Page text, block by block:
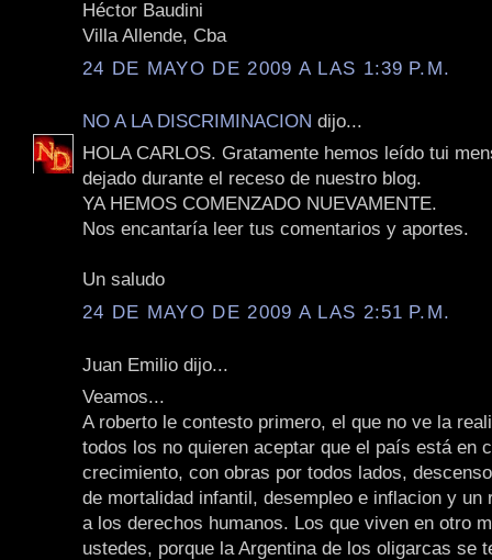
Héctor Baudini
Villa Allende, Cba
24 DE MAYO DE 2009 A LAS 1:39 P.M.
NO A LA DISCRIMINACION dijo...
HOLA CARLOS. Gratamente hemos leído tui
dejado durante el receso de nuestro blog.
YA HEMOS COMENZADO NUEVAMENTE.
Nos encantaría leer tus comentarios y aportes.
Un saludo
24 DE MAYO DE 2009 A LAS 2:51 P.M.
Juan Emilio dijo...
Veamos...
A roberto le contesto primero, el que no ve la
todos los no quieren aceptar que el país está en
crecimiento, con obras por todos lados,
de mortalidad infantil, desempleo e inflacion y un
a los derechos humanos. Los que viven en otro
ustedes, porque la Argentina de los oligarcas se